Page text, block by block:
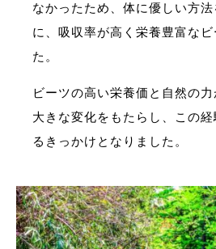
なかったため、体に優しい方
に、吸収率が高く栄養豊富な
た。
ビーツの高い栄養価と自然の
大きな変化をもたらし、この
るきっかけとなりました。